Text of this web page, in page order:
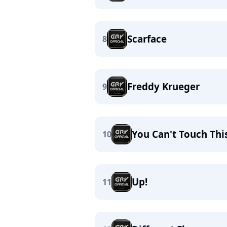
8 Scarface
9 Freddy Krueger
10 You Can't Touch
11 Up!